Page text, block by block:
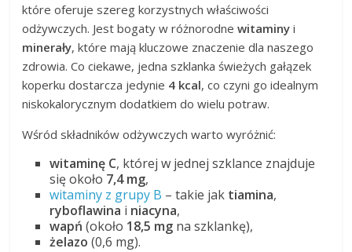
które oferuje szereg korzystnych właściwości
odżywczych. Jest bogaty w różnorodnewitaminy i
minerały, które mają kluczowe znaczenie dla naszego
zdrowia. Co ciekawe, jedna szklanka świeżych gałązek
koperku dostarcza jedynie 4 kcal, co czyni go idealnym
niskokalorycznym dodatkiem do wielu potraw.
Wśród składników odżywczych warto wyróżnić:
witaminę C, której w jednej szklance znajduje
się około 7,4 mg,
witaminy z grupy B – takie jak tiamina,
ryboflawina i niacyna,
wapń (około 18,5 mg na szklankę),
żelazo (0,6 mg).